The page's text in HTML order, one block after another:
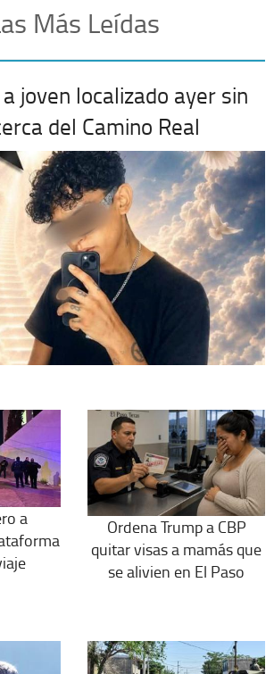
Más Leídas
joven localizado ayer sin
del Camino Real
a
Ordena Trump a CBP
quitar visas a mamás que
se alivien en El Paso